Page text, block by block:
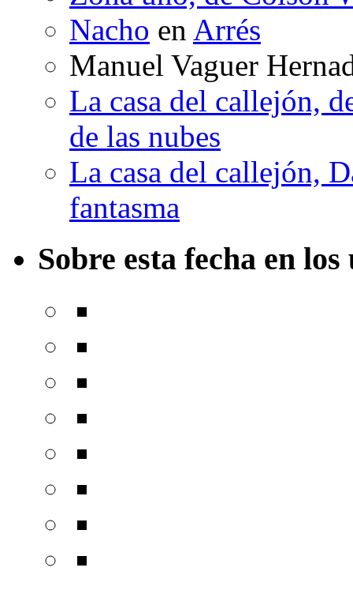
Nacho en Arrés
Manuel Vaguer
La casa del callejón,
de las nubes
La casa del callejón,
fantasma
Sobre esta fecha en